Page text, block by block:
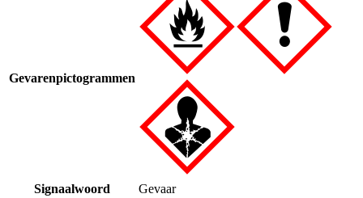
Gevarenpictogrammen
Signaalwoord Gevaar